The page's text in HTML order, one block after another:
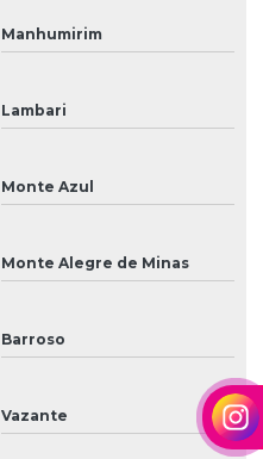
Manhumirim
Lambari
Monte Azul
Monte Alegre de Minas
Barroso
Vazante